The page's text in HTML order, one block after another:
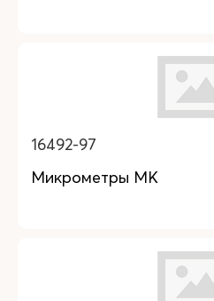
16492-97
Микрометры МК